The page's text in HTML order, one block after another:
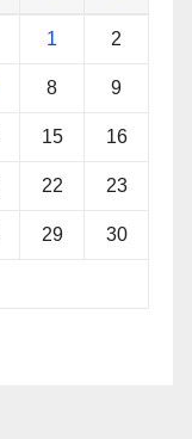
1 2
8 9
15 16
22 23
29 30